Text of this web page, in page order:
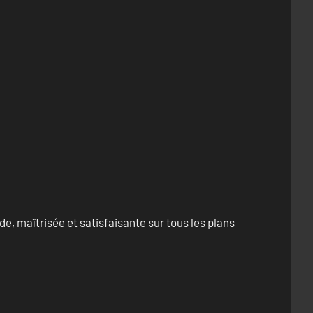
maîtrisée et satisfaisante sur tous les plans